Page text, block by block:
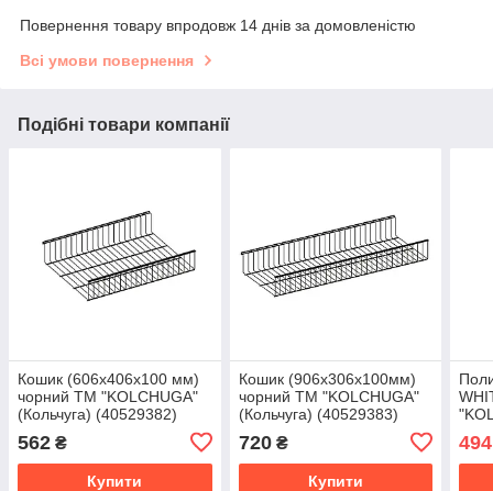
Повернення товару впродовж 14 днів за домовленістю
Всі умови повернення
Подібні товари компанії
Кошик (606х406х100 мм)
чорний ТМ "KOLCHUGA"
(Кольчуга) (40529382)
562 ₴
Купити
Кошик (906х306х100мм)
чорний ТМ "KOLCHUGA"
(Кольчуга) (40529383)
720₴
Купити
494